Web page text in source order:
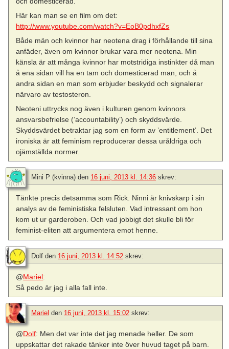
Här kan man se en film om det:
http://www.youtube.com/watch?v=EoB0pdhxfZs
Både män och kvinnor har neotena drag i förhållande till sina
anfäder, även om kvinnor brukar vara mer neotena. Min
känsla är att många kvinnor har motstridiga instinkter då man
å ena sidan vill ha en tam och domesticerad man, och å
andra sidan en man som erbjuder beskydd och signalerar
närvaro av testosteron.
Neoteni uttrycks nog även i kulturen genom kvinnors
ansvarsbefrielse (’accountability’) och skyddsvärde.
Skyddsvärdet betraktar jag som en form av ’entitlement’. Det
ironiska är att feminism reproducerar dessa uråldriga och
ojämställda normer.
Mini P (kvinna) den 16 juni, 2013 kl. 14:36 skrev:
Tänkte precis detsamma som Rick. Ninni är knivskarp i sin
analys av de feministiska felsluten. Vad intressant om hon
kom ut ur garderoben. Och vad jobbigt det skulle bli för
feminist-eliten att argumentera emot henne.
Dolf den 16 juni, 2013 kl. 14:52 skrev:
@Mariel:
Så pedo är jag i alla fall inte.
Mariel den 16 juni, 2013 kl. 15:02 skrev:
@Dolf: Men det var inte det jag menade heller. De som
uppskattar det rakade tänker inte över huvud taget på barn.